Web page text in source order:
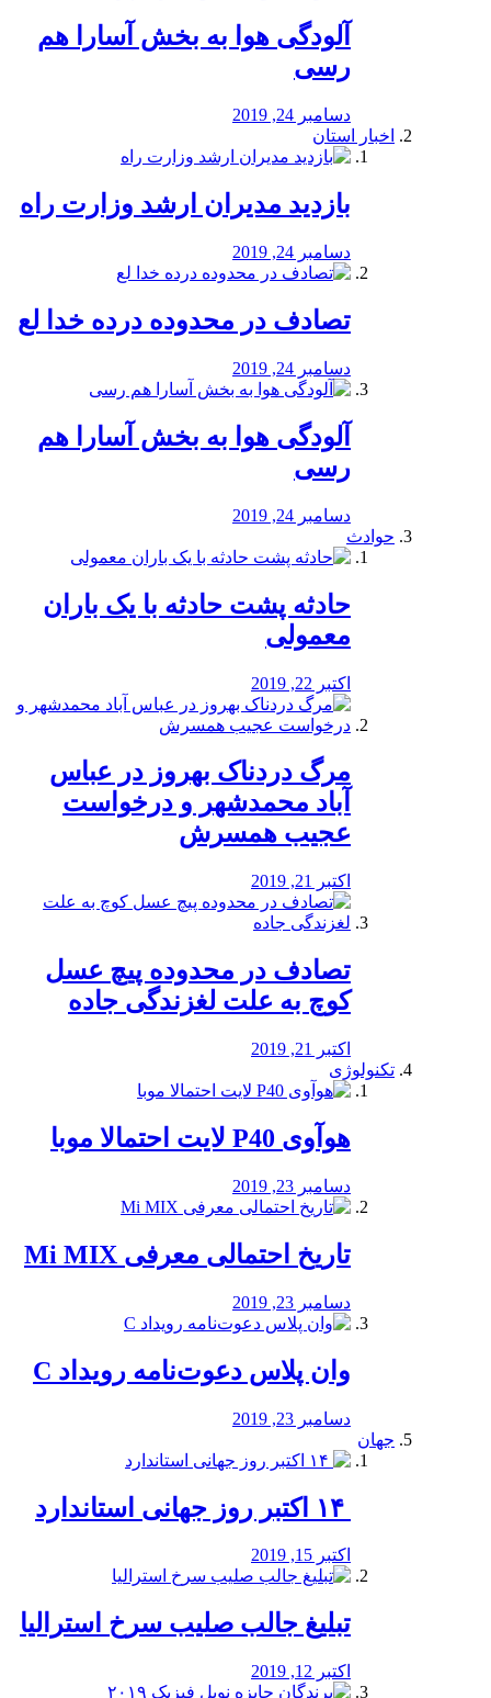
آلودگی هوا به بخش آسارا هم
رسی
دسامبر 24, 2019
اخبار استان
بازدید مدیران ارشد وزارت راه
دسامبر 24, 2019
تصادف در محدوده درده خدا لع
دسامبر 24, 2019
آلودگی هوا به بخش آسارا هم
رسی
دسامبر 24, 2019
حوادث
️حادثه پشت حادثه با یک باران
معمولی
اکتبر 22, 2019
مرگ دردناک بهروز در عباس
آباد محمدشهر و درخواست
عجیب همسرش
اکتبر 21, 2019
تصادف در محدوده پیچ عسل
کوچ به علت لغزندگی جاده
اکتبر 21, 2019
تکنولوژی
هوآوی P40 لایت احتمالا موبا
دسامبر 23, 2019
تاریخ احتمالی معرفی Mi MIX
دسامبر 23, 2019
وان پلاس دعوت‌نامه رویداد C
دسامبر 23, 2019
جهان
اکتبر 15, 2019
تبلیغ جالب صلیب سرخ استرالیا
اکتبر 12, 2019